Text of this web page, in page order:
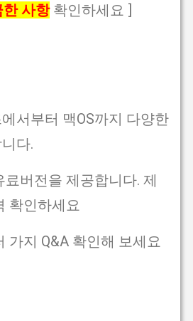
사항확인하세요 ]
서부터 맥OS까지 다양한
다.
료버전을 제공합니다. 제
확인하세요
가지 Q&A 확인해 보세요